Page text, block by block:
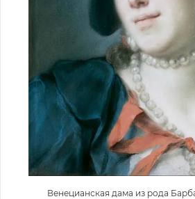
Венецианская дама из рода